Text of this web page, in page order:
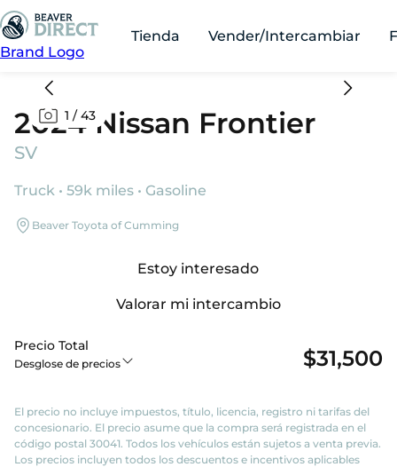
Brand Logo
Tienda Vender/Intercambiar
1 /43
2024 Nissan Frontier
SV
Truck • 59k miles • Gasoline
Beaver Toyota of Cumming
Estoy interesado
Valorar mi intercambio
Precio Total
Desglose de precios $31,500
El precio no incluye impuestos, título, licencia, registro ni tarifas del
concesionario. El precio asume que la compra será registrada en el
código postal 30041. Todos los vehículos están sujetos a venta previa.
Los precios incluyen todos los descuentos e incentivos aplicables